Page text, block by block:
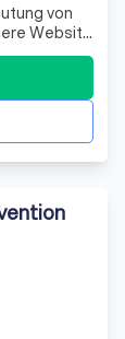
von
Website
ähnliche
kleinen